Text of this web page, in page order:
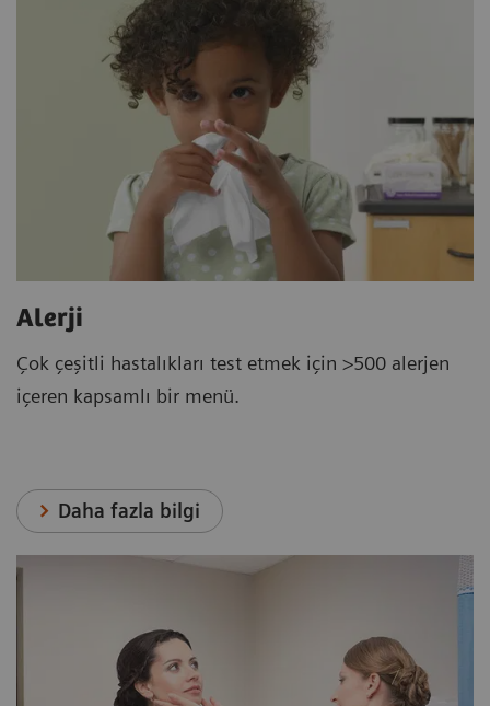
Alerji
Çok çeşitli hastalıkları test etmek için >500 alerjen
içeren kapsamlı bir menü.
Daha fazla bilgi